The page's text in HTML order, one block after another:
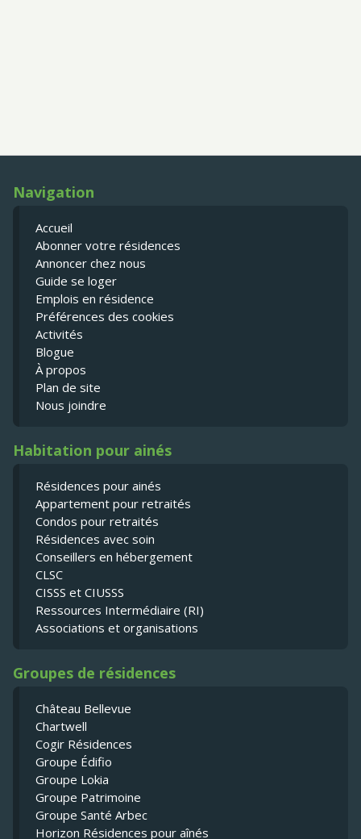
Navigation
Accueil
Abonner votre résidences
Annoncer chez nous
Guide se loger
Emplois en résidence
Préférences des cookies
Activités
Blogue
À propos
Plan de site
Nous joindre
Habitation pour ainés
Résidences pour ainés
Appartement pour retraités
Condos pour retraités
Résidences avec soin
Conseillers en hébergement
CLSC
CISSS et CIUSSS
Ressources Intermédiaire (RI)
Associations et organisations
Groupes de résidences
Château Bellevue
Chartwell
Cogir Résidences
Groupe Édifio
Groupe Lokia
Groupe Patrimoine
Groupe Santé Arbec
Horizon Résidences pour aînés